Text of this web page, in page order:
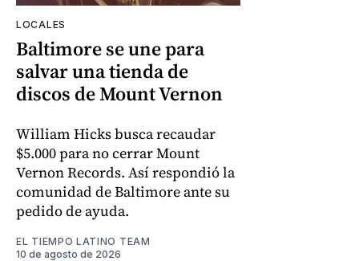
LOCALES
Baltimore se une para
salvar una tienda de
discos de Mount Vernon
William Hicks busca recaudar
$5.000 para no cerrar Mount
Vernon Records. Así respondió la
comunidad de Baltimore ante su
pedido de ayuda.
EL TIEMPO LATINO TEAM
10 de agosto de 2026